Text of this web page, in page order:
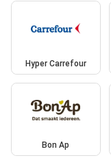
Hyper Carrefour
Bon Ap